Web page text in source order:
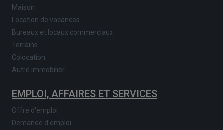
Maison
Location de vacances
Bureaux et locaux commerciaux
Terrains
Colocation
Autre immobilier
EMPLOI, AFFAIRES ET SERVICES
Offre d'emploi
Demande d'emploi